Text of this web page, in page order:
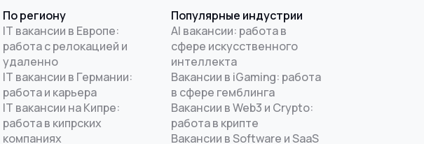
По региону
IT вакансии в Европе:
работа с релокацией и
удаленно
IT вакансии в Германии:
работа и карьера
IT вакансии на Кипре:
работа в кипрских
компаниях
Популярные индустрии
AI вакансии: работа в
сфере искусственного
интеллекта
Вакансии в iGaming: работа
в сфере гемблинга
Вакансии в Web3 и Crypto:
работа в крипте
Вакансии в Software и SaaS